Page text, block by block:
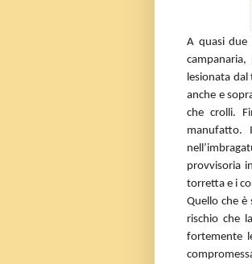
A quasi due
lesionata
anche e
che crolli.
manufatto.
provvisoria
torretta e i
Quello che è
rischio che
fortemente